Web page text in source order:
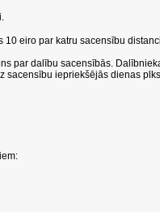
10 eiro par katru sacensību
par dalību sacensībās.
sacensību iepriekšējās dienas